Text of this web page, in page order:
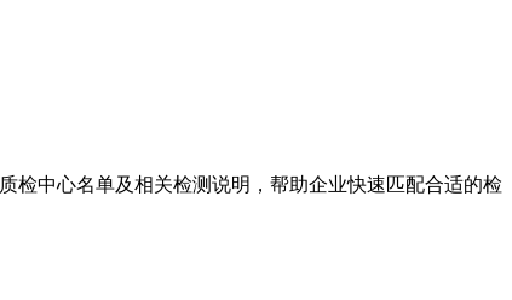
质检中心名单及相关检测说明，帮助企业快速匹配合适的检